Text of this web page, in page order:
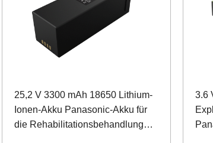
25,2 V 3300 mAh 18650 Lithium-
Ionen-Akku Panasonic-Akku für
die Rehabilitationsbehandlung
3.6